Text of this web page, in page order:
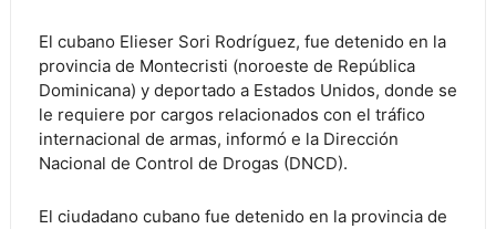
El cubano Elieser Sori Rodríguez, fue detenido en la
provincia de Montecristi (noroeste de República
Dominicana) y deportado a Estados Unidos, donde se
le requiere por cargos relacionados con el tráfico
internacional de armas, informó e la Dirección
Nacional de Control de Drogas (DNCD).
El ciudadano cubano fue detenido en la provincia de